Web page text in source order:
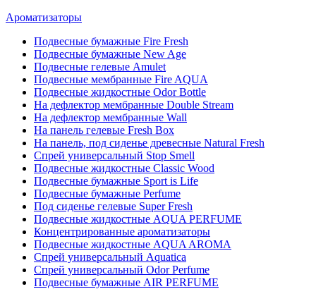
Ароматизаторы
Подвесные бумажные Fire Fresh
Подвесные бумажные New Age
Подвесные гелевые Amulet
Подвесные мембранные Fire AQUA
Подвесные жидкостные Odor Bottle
На дефлектор мембранные Double Stream
На дефлектор мембранные Wall
На панель гелевые Fresh Box
На панель, под сиденье древесные Natural Fresh
Спрей универсальный Stop Smell
Подвесные жидкостные Classic Wood
Подвесные бумажные Sport is Life
Подвесные бумажные Perfume
Под сиденье гелевые Super Fresh
Подвесные жидкостные AQUA PERFUME
Концентрированные ароматизаторы
Подвесные жидкостные AQUA AROMA
Спрей универсальный Aquatica
Спрей универсальный Odor Perfume
Подвесные бумажные AIR PERFUME